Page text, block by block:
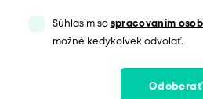
Súhlasím so spracovaním
možné kedykoľvek odvolať.
Odoberať